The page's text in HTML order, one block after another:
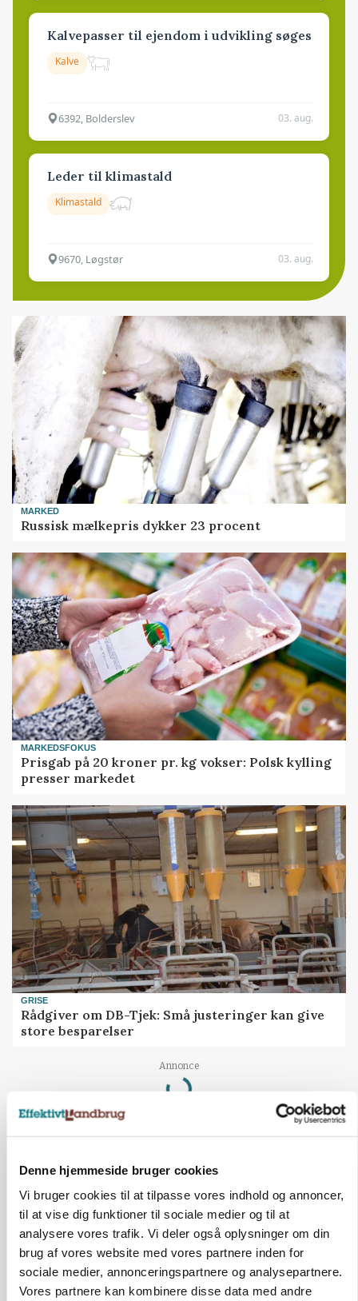
Denne hjemmeside bruger cookies
Vi bruger cookies til at tilpasse vores indhold og annoncer,
til at vise dig funktioner til sociale medier og til at
analysere vores trafik. Vi deler også oplysninger om din
brug af vores website med vores partnere inden for
sociale medier, annonceringspartnere og analysepartnere.
Vores partnere kan kombinere disse data med andre
Kalvepasser til ejendom i udvikling søges
Kalve
6392, Bolderslev 03. aug.
Leder til klimastald
Klimastald
9670, Løgstør 03. aug.
MARKED
Russisk mælkepris dykker 23 procent
MARKEDSFOKUS
Prisgab på 20 kroner pr. kg vokser: Polsk kylling
presser markedet
GRISE
Rådgiver om DB-Tjek: Små justeringer kan give
store besparelser
Annonce
Loading...